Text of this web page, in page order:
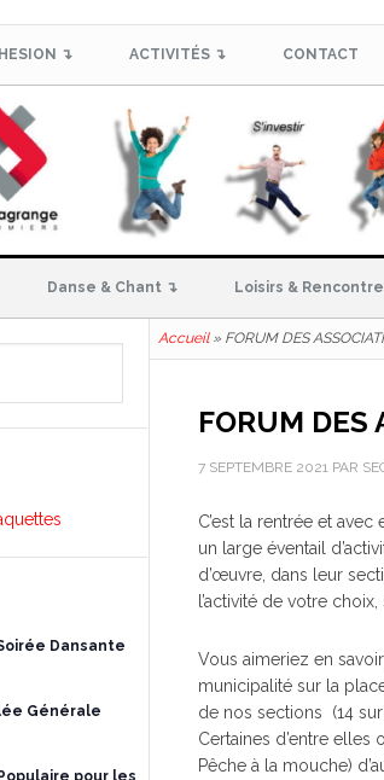
↴ ACTIVITÉS ↴ CONTACT
Danse & Chant ↴ Loisirs &
Accueil» FORUM DES
FORUM DES
7 SEPTEMBRE 2021 PAR
C’est la rentrée et
un large éventail
d’œuvre, dans leur
l’activité de votre
Vous aimeriez en
municipalité sur la
de nos sections (14
Certaines d’entre elles
Pêche à la mouche)
Soirée Dansante
Générale
Populaire pour les